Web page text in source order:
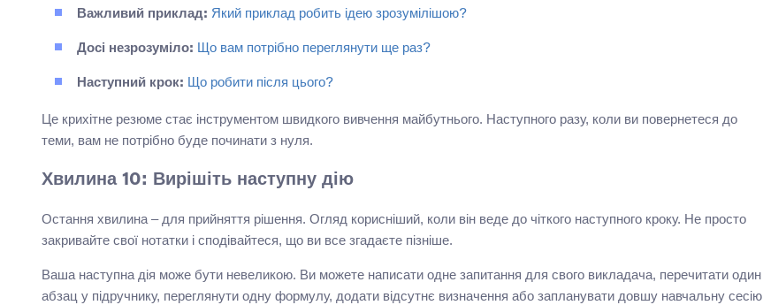
Важливий приклад: Який приклад робить ідею зрозумілішою?
Досі незрозуміло: Що вам потрібно переглянути ще раз?
Наступний крок: Що робити після цього?
Це крихітне резюме стає інструментом швидкого вивчення майбутнього. Наступного разу, коли ви повернетеся до
теми, вам не потрібно буде починати з нуля.
Хвилина 10: Вирішіть наступну дію
Остання хвилина – для прийняття рішення. Огляд корисніший, коли він веде до чіткого наступного кроку. Не просто
закривайте свої нотатки і сподівайтеся, що ви все згадаєте пізніше.
Ваша наступна дія може бути невеликою. Ви можете написати одне запитання для свого викладача, перечитати один
абзац у підручнику, переглянути одну формулу, додати відсутнє визначення або запланувати довшу навчальну сесію